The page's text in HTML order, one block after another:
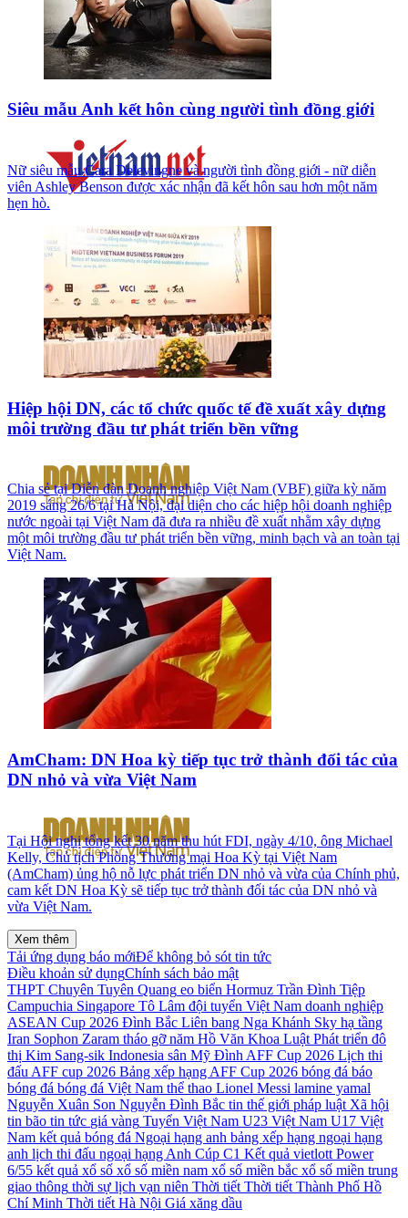
Siêu mẫu Anh kết hôn cùng người tình đồng giới
Nữ siêu mẫu Cara Delevingne và người tình đồng giới - nữ diễn
viên Ashley Benson được xác nhận đã kết hôn sau hơn một năm
hẹn hò.
Hiệp hội DN, các tổ chức quốc tế đề xuất xây dựng
môi trường đầu tư phát triển bền vững
Chia sẻ tại Diễn đàn Doanh nghiệp Việt Nam (VBF) giữa kỳ năm
2019 sáng 26/6 tại Hà Nội, đại diện cho các hiệp hội doanh nghiệp
nước ngoài tại Việt Nam đã đưa ra nhiều đề xuất nhằm xây dựng
một môi trường đầu tư phát triển bền vững, minh bạch và an toàn tại
Việt Nam.
AmCham: DN Hoa kỳ tiếp tục trở thành đối tác của
DN nhỏ và vừa Việt Nam
Tại Hội nghị tổng kết 30 năm thu hút FDI, ngày 4/10, ông Michael
Kelly, Chủ tịch Phòng Thương mại Hoa Kỳ tại Việt Nam
(AmCham) ủng hộ nỗ lực phát triển DN nhỏ và vừa của Chính phủ,
cam kết DN Hoa Kỳ sẽ tiếp tục trở thành đối tác của DN nhỏ và
vừa Việt Nam.
Xem thêm
Tải ứng dụng báo mớiĐể không bỏ sót tin tức
Điều khoản sử dụngChính sách bảo mật
THPT Chuyên Tuyên Quang eo biển Hormuz Trần Đình Tiệp
Campuchia Singapore Tô Lâm đội tuyển Việt Nam doanh nghiệp
ASEAN Cup 2026 Đình Bắc Liên bang Nga Khánh Sky hạ tầng
Iran Sophon Zaram tháo gỡ năm Hồ Văn Khoa Luật Phát triển đô
thị Kim Sang-sik Indonesia sân Mỹ Đình AFF Cup 2026 Lịch thi
đấu AFF cup 2026 Bảng xếp hạng AFF Cup 2026 bóng đá báo
bóng đá bóng đá Việt Nam thể thao Lionel Messi lamine yamal
Nguyễn Xuân Son Nguyễn Đình Bắc tin thế giới pháp luật Xã hội
tin bão tin tức giá vàng Tuyển Việt Nam U23 Việt Nam U17 Việt
Nam kết quả bóng đá Ngoại hạng anh bảng xếp hạng ngoại hạng
anh lịch thi đấu ngoại hạng Anh Cúp C1 Kết quả vietlott Power
6/55 kết quả xổ số xổ số miền nam xổ số miền bắc xổ số miền trung
giao thông thời sự lịch vạn niên Thời tiết Thời tiết Thành Phố Hồ
Chí Minh Thời tiết Hà Nội Giá xăng dầu